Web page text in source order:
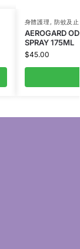
身體護理 , 防蚊及
AEROGARD
SPRAY 175ML
$45.00